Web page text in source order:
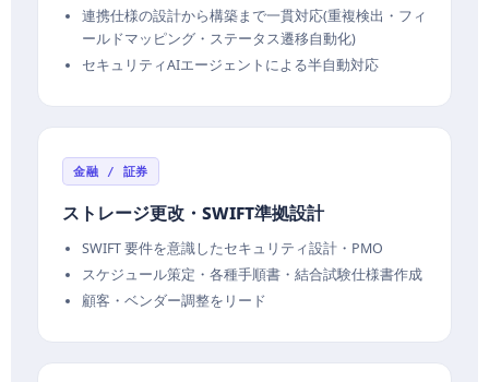
連携仕様の設計から構築まで一貫対応(重複検出・フィ
ールドマッピング・ステータス遷移自動化)
セキュリティAIエージェントによる半自動対応
金融 / 証券
ストレージ更改・SWIFT準拠設計
SWIFT 要件を意識したセキュリティ設計・PMO
スケジュール策定・各種手順書・結合試験仕様書作成
顧客・ベンダー調整をリード